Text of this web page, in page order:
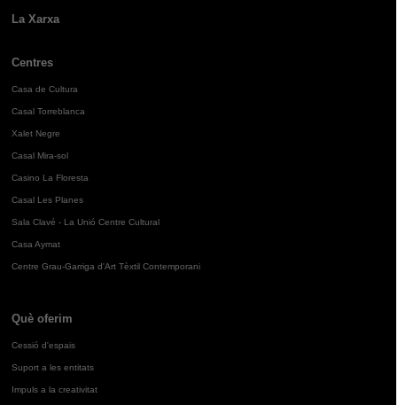
La Xarxa
Centres
Casa de Cultura
Casal Torreblanca
Xalet Negre
Casal Mira-sol
Casino La Floresta
Casal Les Planes
Sala Clavé - La Unió Centre Cultural
Casa Aymat
Centre Grau-Garriga d'Art Tèxtil Contemporani
Què oferim
Cessió d'espais
Suport a les entitats
Impuls a la creativitat